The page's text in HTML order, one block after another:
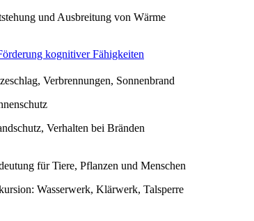
und Ausbreitung von Wärme
kognitiver Fähigkeiten
Verbrennungen, Sonnenbrand
Verhalten bei Bränden
für Tiere, Pflanzen und Menschen
Wasserwerk, Klärwerk, Talsperre